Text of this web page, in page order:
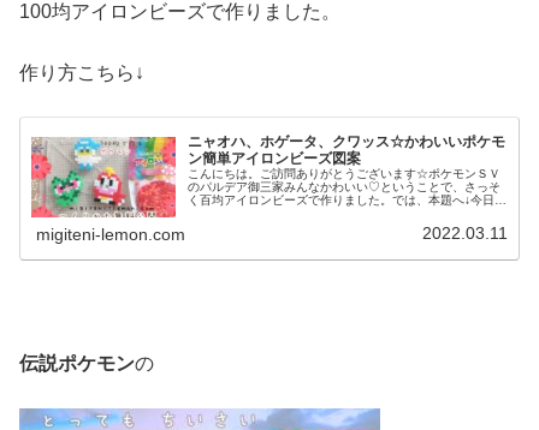
100均アイロンビーズで作りました。
作り方こちら↓
ニャオハ、ホゲータ、クワッス☆かわいいポケモ
ン簡単アイロンビーズ図案
こんにちは。ご訪問ありがとうございます☆ポケモンＳＶ
のパルデア御三家みんなかわいい♡ということで、さっそ
く百均アイロンビーズで作りました。では、本題へ↓今日の
migiteni-lemon.com 2022.03.11
伝説ポケモンの